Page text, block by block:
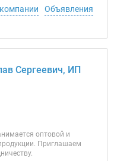
Объявления
Сергеевич, ИП
оптовой и
Приглашаем